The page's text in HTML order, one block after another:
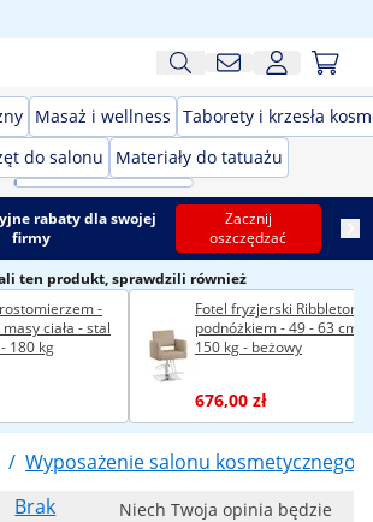
Masaż i wellness Taborety i krzesła
do salonu Materiały do tatuażu
rabaty dla swojej
firmy
Zacznij
oszczędzać
ten produkt, sprawdzili również
-
ciała - stal
180 kg
Fotel fryzjerski Ribbleton z
podnóżkiem - 49 - 63 cm -
150 kg - beżowy
676,00 zł
/ Wyposażenie salonu kosmetycznego
Brak
Niech Twoja opinia będzie